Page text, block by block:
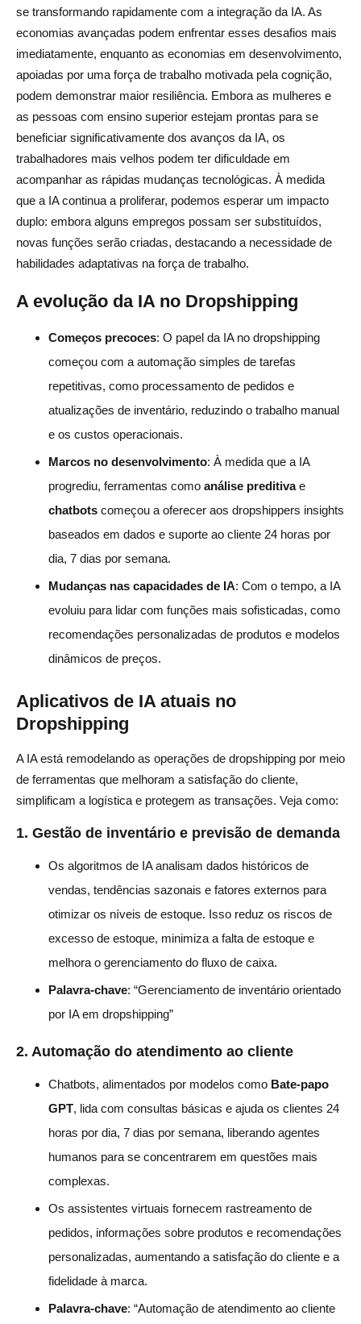
se transformando rapidamente com a integração da IA. As
economias avançadas podem enfrentar esses desafios mais
imediatamente, enquanto as economias em desenvolvimento,
apoiadas por uma força de trabalho motivada pela cognição,
podem demonstrar maior resiliência. Embora as mulheres e
as pessoas com ensino superior estejam prontas para se
beneficiar significativamente dos avanços da IA, os
trabalhadores mais velhos podem ter dificuldade em
acompanhar as rápidas mudanças tecnológicas. À medida
que a IA continua a proliferar, podemos esperar um impacto
duplo: embora alguns empregos possam ser substituídos,
novas funções serão criadas, destacando a necessidade de
habilidades adaptativas na força de trabalho.
A evolução da IA no Dropshipping
Começos precoces: O papel da IA no dropshipping
começou com a automação simples de tarefas
repetitivas, como processamento de pedidos e
atualizações de inventário, reduzindo o trabalho manual
e os custos operacionais.
Marcos no desenvolvimento: À medida que a IA
progrediu, ferramentas como análise preditivae
chatbots começou a oferecer aos dropshippers insights
baseados em dados e suporte ao cliente 24 horas por
dia, 7 dias por semana.
Mudanças nas capacidades de IA: Com o tempo, a IA
evoluiu para lidar com funções mais sofisticadas, como
recomendações personalizadas de produtos e modelos
dinâmicos de preços.
Aplicativos de IA atuais no
Dropshipping
A IA está remodelando as operações de dropshipping por meio
de ferramentas que melhoram a satisfação do cliente,
simplificam a logística e protegem as transações. Veja como:
1. Gestão de inventário e previsão de demanda
Os algoritmos de IA analisam dados históricos de
vendas, tendências sazonais e fatores externos para
otimizar os níveis de estoque. Isso reduz os riscos de
excesso de estoque, minimiza a falta de estoque e
melhora o gerenciamento do fluxo de caixa.
Palavra-chave: “Gerenciamento de inventário orientado
por IA em dropshipping”
2. Automação do atendimento ao cliente
Chatbots, alimentados por modelos como Bate-papo
GPT, lida com consultas básicas e ajuda os clientes 24
horas por dia, 7 dias por semana, liberando agentes
humanos para se concentrarem em questões mais
complexas.
Os assistentes virtuais fornecem rastreamento de
pedidos, informações sobre produtos e recomendações
personalizadas, aumentando a satisfação do cliente e a
fidelidade à marca.
Palavra-chave: “Automação de atendimento ao cliente